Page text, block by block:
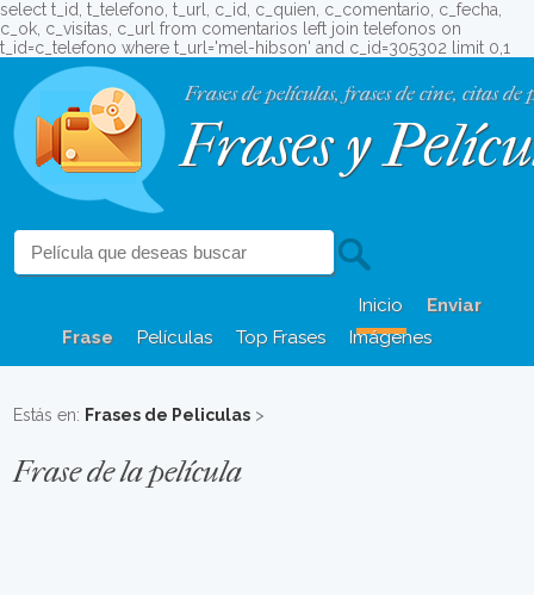
select t_id, t_telefono, t_url, c_id, c_quien, c_comentario, c_fecha,
c_ok, c_visitas, c_url from comentarios left join telefonos on
t_id=c_telefono where t_url='mel-hibson' and c_id=305302 limit 0,1
Frases de películas, frases de cine, citas de
Frases y
Inicio
Enviar
Frase
Películas Top Frases Imágenes
Estás en: Frases de Peliculas >
Frase de la película